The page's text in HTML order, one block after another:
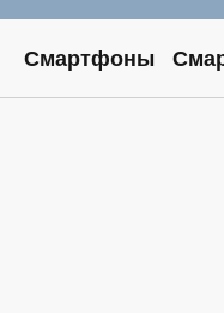
Смартфоны